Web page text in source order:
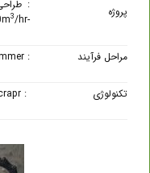
پروژه
:
-50m
3/hr
مراحل فرآیند : API+Oil Skimmer
تکنولوژی : Probig-nonmetalic Scrapr